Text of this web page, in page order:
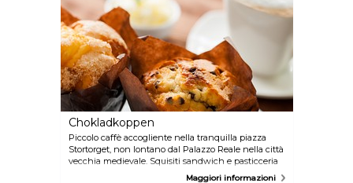
Chokladkoppen
Piccolo caffè accogliente nella tranquilla piazza
Stortorget, non lontano dal Palazzo Reale nella città
vecchia medievale. Squisiti sandwich e pasticceria
e, in estate, una fantastica sezione all'aperto.
Maggiori informazioni